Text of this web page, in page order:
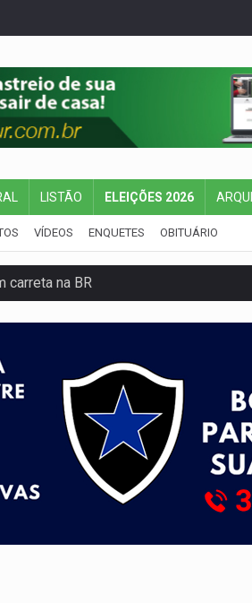
LISTÃO ELEIÇÕES 2026
VÍDEOS ENQUETES OBITUÁRIO
carreta na BR
boca de fumo
a PCD's
amazônico a estudantes na escola